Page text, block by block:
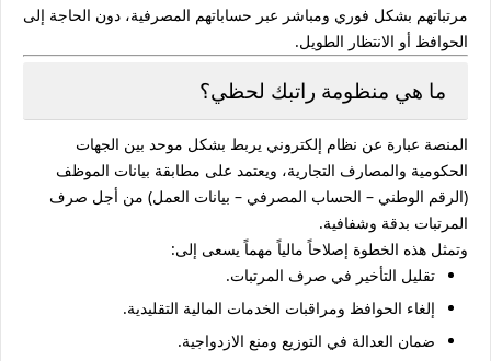
مرتباتهم بشكل فوري ومباشر عبر حساباتهم المصرفية، دون الحاجة إلى
الحوافظ أو الانتظار الطويل.
ما هي منظومة راتبك لحظي؟
المنصة عبارة عن نظام إلكتروني يربط بشكل موحد بين الجهات
الحكومية والمصارف التجارية، ويعتمد على مطابقة بيانات الموظف
(الرقم الوطني – الحساب المصرفي – بيانات العمل) من أجل صرف
المرتبات بدقة وشفافية.
وتمثل هذه الخطوة إصلاحاً مالياً مهماً يسعى إلى:
تقليل التأخير في صرف المرتبات.
إلغاء الحوافظ ومراقبات الخدمات المالية التقليدية.
ضمان العدالة في التوزيع ومنع الازدواجية.